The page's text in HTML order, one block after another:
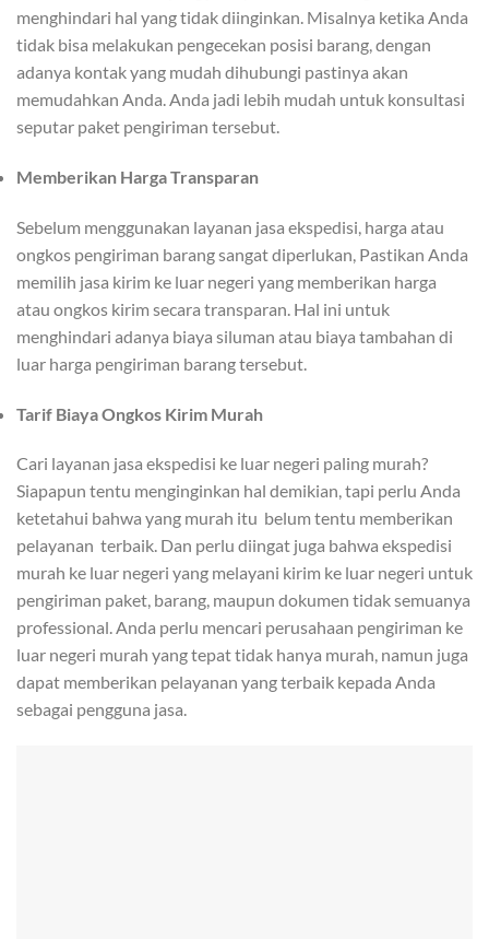
menghindari hal yang tidak diinginkan. Misalnya ketika Anda
tidak bisa melakukan pengecekan posisi barang, dengan
adanya kontak yang mudah dihubungi pastinya akan
memudahkan Anda. Anda jadi lebih mudah untuk konsultasi
seputar paket pengiriman tersebut.
Memberikan Harga Transparan
Sebelum menggunakan layanan jasa ekspedisi, harga atau
ongkos pengiriman barang sangat diperlukan, Pastikan Anda
memilih jasa kirim ke luar negeri yang memberikan harga
atau ongkos kirim secara transparan. Hal ini untuk
menghindari adanya biaya siluman atau biaya tambahan di
luar harga pengiriman barang tersebut.
Tarif Biaya Ongkos Kirim Murah
Cari layanan jasa ekspedisi ke luar negeri paling murah?
Siapapun tentu menginginkan hal demikian, tapi perlu Anda
ketetahui bahwa yang murah itu belum tentu memberikan
pelayanan terbaik. Dan perlu diingat juga bahwa ekspedisi
murah ke luar negeri yang melayani kirim ke luar negeri untuk
pengiriman paket, barang, maupun dokumen tidak semuanya
professional. Anda perlu mencari perusahaan pengiriman ke
luar negeri murah yang tepat tidak hanya murah, namun juga
dapat memberikan pelayanan yang terbaik kepada Anda
sebagai pengguna jasa.